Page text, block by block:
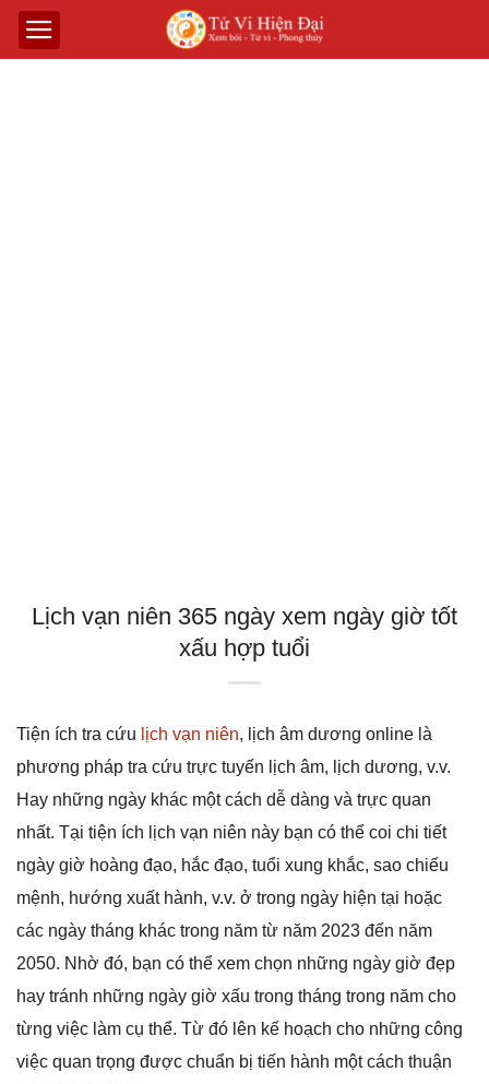
Lịch vạn niên 365 ngày xem ngày giờ tốt
xấu hợp tuổi
Tiện ích tra cứu lịch vạn niên, lịch âm dương online là
phương pháp tra cứu trực tuyến lịch âm, lịch dương, v.v.
Hay những ngày khác một cách dễ dàng và trực quan
nhất. Tại tiện ích lịch vạn niên này bạn có thể coi chi tiết
ngày giờ hoàng đạo, hắc đạo, tuổi xung khắc, sao chiếu
mệnh, hướng xuất hành, v.v. ở trong ngày hiện tại hoặc
các ngày tháng khác trong năm từ năm 2023 đến năm
2050. Nhờ đó, bạn có thể xem chọn những ngày giờ đẹp
hay tránh những ngày giờ xấu trong tháng trong năm cho
từng việc làm cụ thể. Từ đó lên kế hoạch cho những công
việc quan trọng được chuẩn bị tiến hành một cách thuận